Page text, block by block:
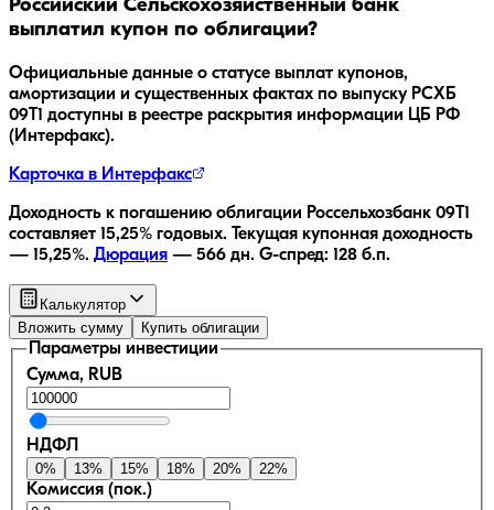
Российский Сельскохозяйственный банк
выплатил купон по облигации?
Официальные данные о статусе выплат купонов,
амортизации и существенных фактах по выпуску РСХБ
09Т1 доступны в реестре раскрытия информации ЦБ РФ
(Интерфакс).
Карточка в Интерфакс
Доходность к погашению облигации Россельхозбанк 09Т1
составляет 15,25% годовых. Текущая купонная доходность
— 15,25%. Дюрация — 566 дн. G-спред: 128 б.п.
Калькулятор
Вложить сумму
Купить облигации
Параметры инвестиции
Сумма, RUB
НДФЛ
0% 13% 15% 18% 20% 22%
Комиссия (пок.)